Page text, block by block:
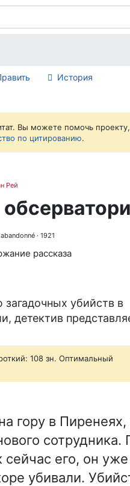
История
Вы можете помочь проекту,
по цитированию.
Рей
· 1921
рассказа
убийств в
детектив
108 зн. Оптимальный
гору в Пиренеях,
сотрудника.
сейчас его, он
убивали.